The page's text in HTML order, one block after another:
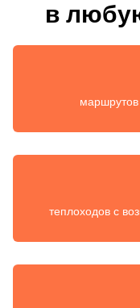
в
теплоходов с